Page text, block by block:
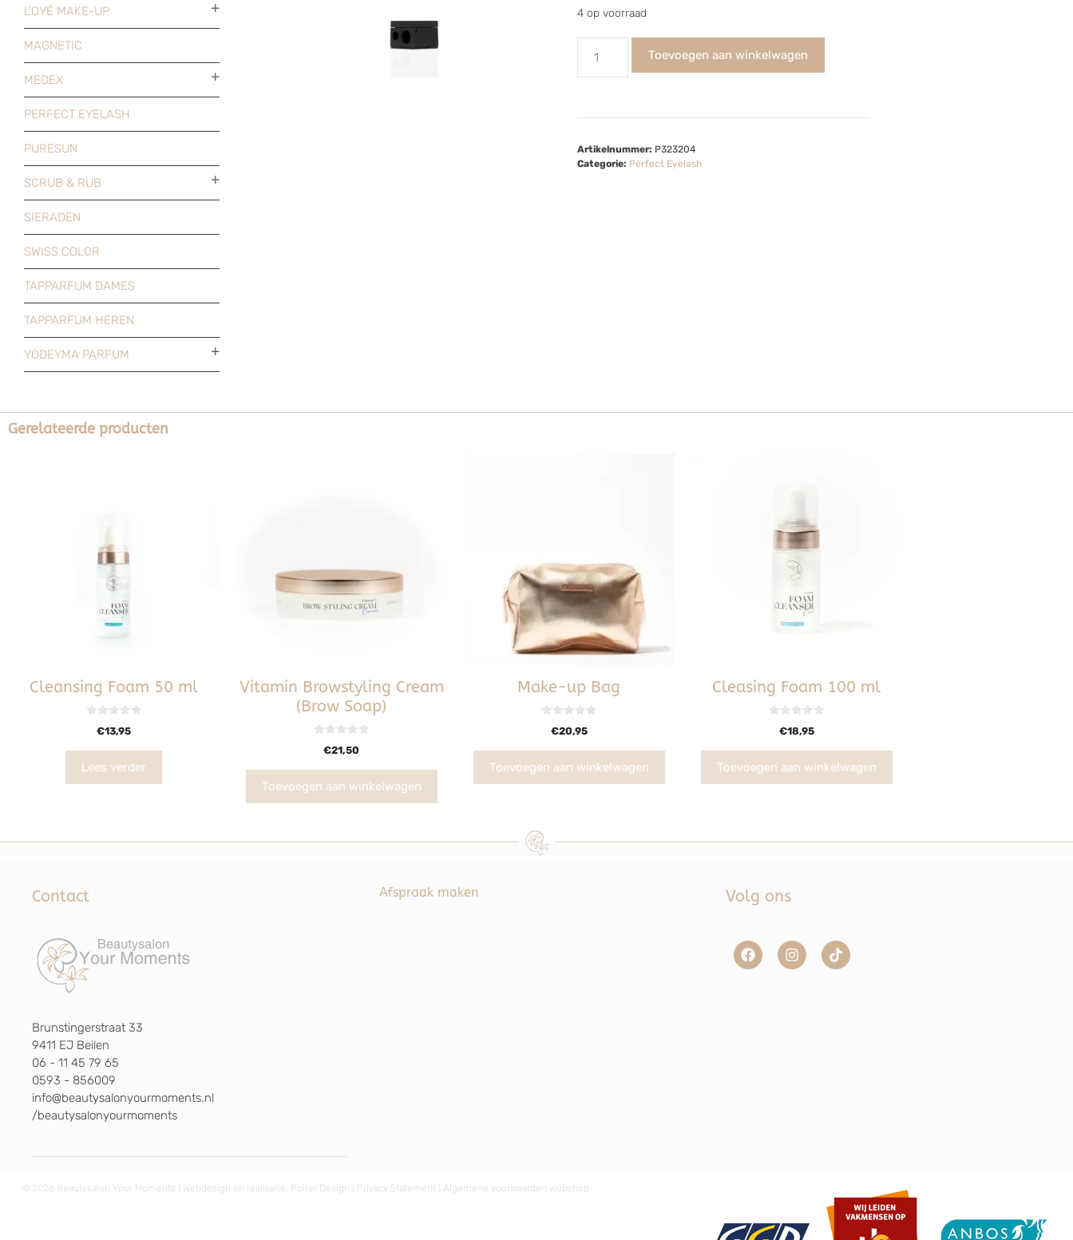
L'OYÉ MAKE-UP
MAGNETIC
MEDEX
PERFECT EYELASH
PURESUN
SCRUB & RUB
SIERADEN
SWISS COLOR
TAPPARFUM DAMES
TAPPARFUM HEREN
YODEYMA PARFUM
4 op voorraad
Toevoegen aan winkelwagen
Artikelnummer: P323204
Categorie: Perfect Eyelash
Gerelateerde producten
Cleansing Foam 50 ml
n
5
€13,95
Lees verder
Vitamin Browstyling Cream
(Brow Soap)
n
5
€21,50
Toevoegen aan winkelwagen
Make-up Bag
n
5
€20,95
Toevoegen aan winkelwagen
Cleasing Foam 100 ml
n
5
€18,95
Toevoegen aan winkelwagen
Contact
Brunstingerstraat 33
9411 EJ Beilen
06 - 11 45 79 65
0593 - 856009
info@beautysalonyourmoments.nl
/beautysalonyourmoments
Afspraak maken Volg ons
© 2026 Beautysalon Your Moments | Webdesign en realisatie: Poiter Design Privacy Statement Algemene voorwaarden webshop